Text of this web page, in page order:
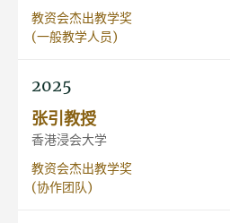
教资会杰出教学奖
(一般教学人员)
2025
张引教授
香港浸会大学
教资会杰出教学奖
(协作团队)